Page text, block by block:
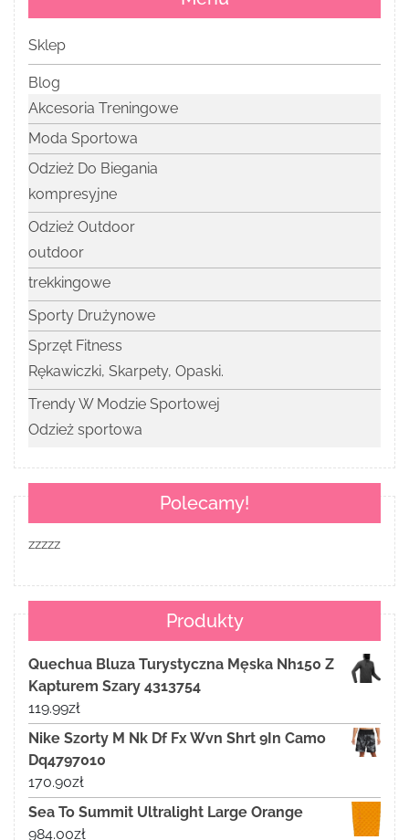
Sklep
Blog
Akcesoria Treningowe
Moda Sportowa
Odzież Do Biegania
kompresyjne
Odzież Outdoor
outdoor
trekkingowe
Sporty Drużynowe
Sprzęt Fitness
Rękawiczki, Skarpety, Opaski.
Trendy W Modzie Sportowej
Odzież sportowa
Polecamy!
zzzzz
Produkty
Quechua Bluza Turystyczna Męska Nh150 Z
Kapturem Szary 4313754
119.99zł
Nike Szorty M Nk Df Fx Wvn Shrt 9In Camo
Dq4797010
170.90zł
Sea To Summit Ultralight Large Orange
984.00zł